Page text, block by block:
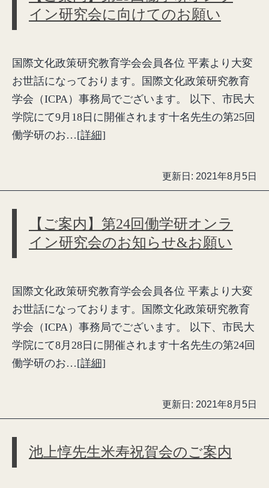
イン研究会に向けてのお願い
国際文化政策研究教育学会会員各位 平素より大変
お世話になっております。国際文化政策研究教育
学会（ICPA）事務局でございます。 以下、市民大
学院にて9月18日に開催されます十名先生の第25回
働学研のお…[詳細]
更新日: 2021年8月5日
【ご案内】第24回働学研オンラ
イン研究会のお知らせ&お願い
国際文化政策研究教育学会会員各位 平素より大変
お世話になっております。国際文化政策研究教育
学会（ICPA）事務局でございます。 以下、市民大
学院にて8月28日に開催されます十名先生の第24回
働学研のお…[詳細]
更新日: 2021年8月5日
池上惇先生米寿祝賀会のご案内